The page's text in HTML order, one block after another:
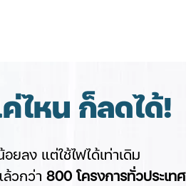
ไหน ก็ลดได้!
ยลง แต่ใช้ไฟได้เท่าเดิม
วกว่า 800 โครงการทั่วประเทศ